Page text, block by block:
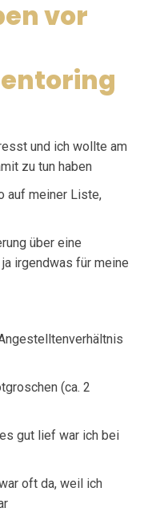
vor
und ich wollte am
zu tun haben
auf meiner Liste,
über eine
irgendwas für meine
(ca. 2
gut lief war ich bei
oft da, weil ich